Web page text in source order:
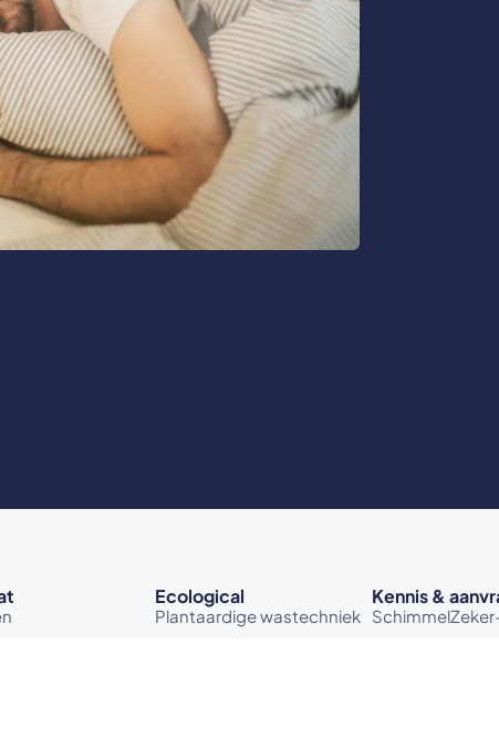
Ecological
Plantaardige wastechniek
Kennis &